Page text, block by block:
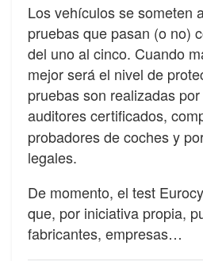
Los vehículos se someten
pruebas que pasan (o no)
del uno al cinco. Cuando
mejor será el nivel de
pruebas son realizadas
auditores certificados,
probadores de coches y
legales.
De momento, el test
que, por iniciativa propia,
fabricantes, empresas…